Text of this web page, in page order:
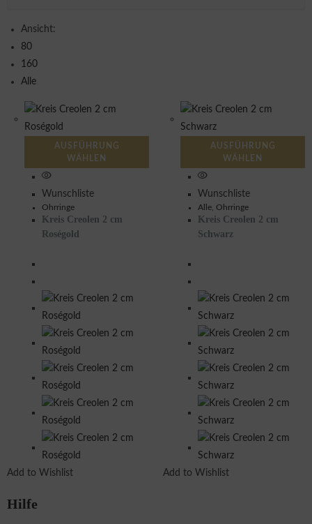
Ansicht:
80
160
Alle
AUSFÜHRUNG
WÄHLEN
Wunschliste
Ohrringe
Kreis Creolen 2 cm
Roségold
Add to Wishlist
AUSFÜHRUNG
WÄHLEN
Wunschliste
Alle Ohrringe
Kreis Creolen 2 cm
Schwarz
Add to Wishlist
Hilfe